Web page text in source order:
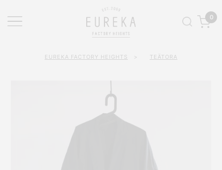
0
EUREKA FACTORY HEIGHTS > TEÄTORA